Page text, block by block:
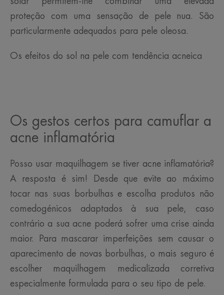
proteção com uma sensação de pele nua. São
particularmente adequados para pele oleosa.
Os efeitos do sol na pele com tendência acneica
Os gestos certos para camuflar a
acne inflamatória
Posso usar maquilhagem se tiver acne inflamatória?
A resposta é sim! Desde que evite ao máximo
tocar nas suas borbulhas e escolha produtos não
comedogénicos adaptados à sua pele, caso
contrário a sua acne poderá sofrer uma crise ainda
maior. Para mascarar imperfeições sem causar o
aparecimento de novas borbulhas, o mais seguro é
escolher maquilhagem medicalizada corretiva
especialmente formulada para o seu tipo de pele.